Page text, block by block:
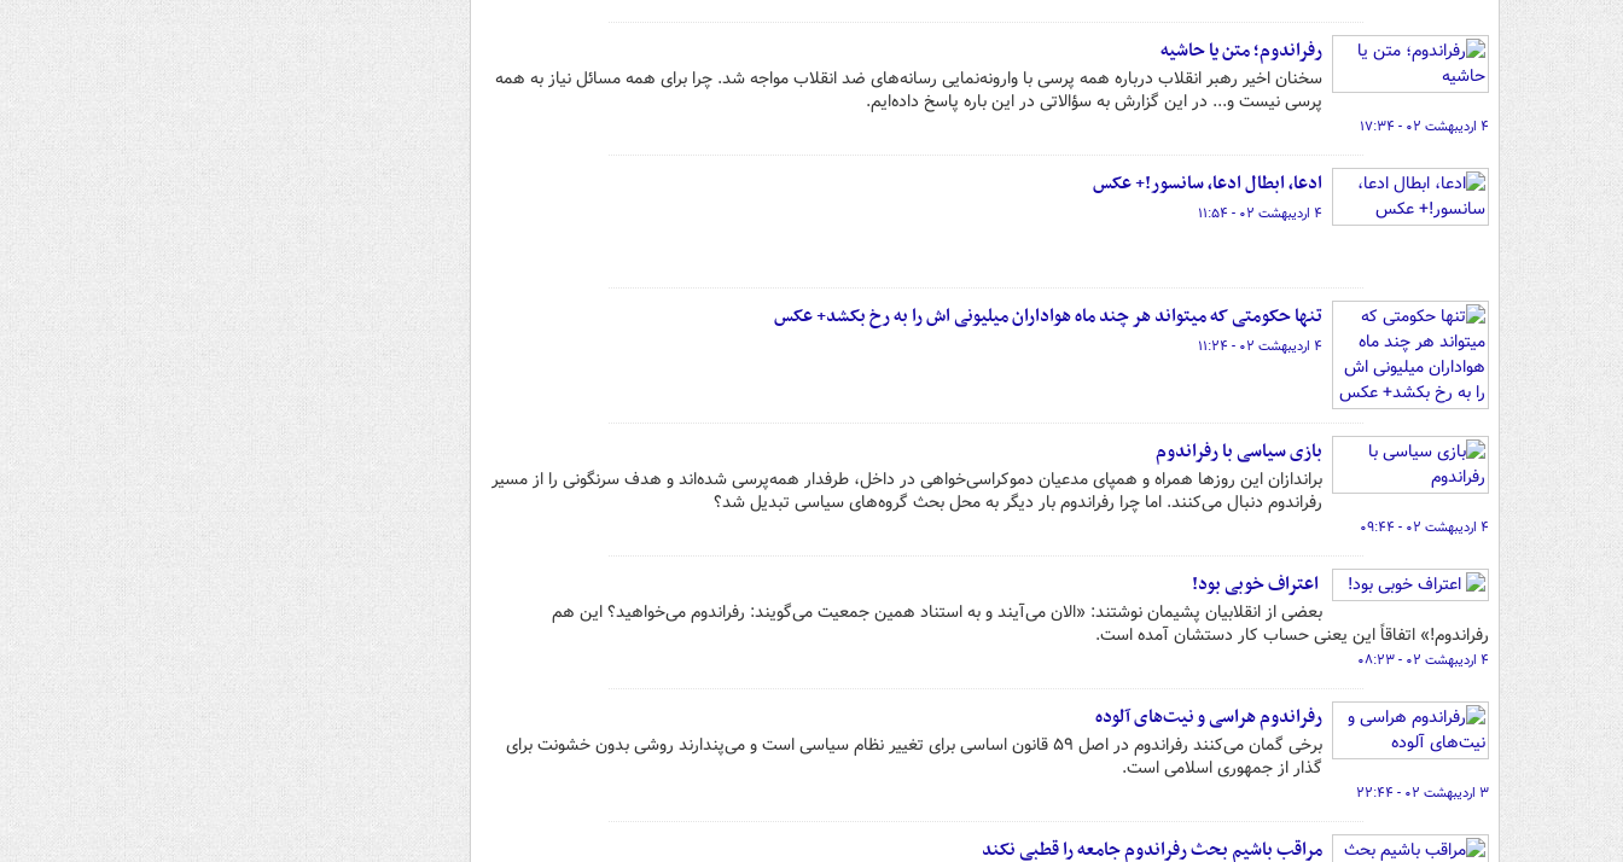
رفراندوم؛ متن یا حاشیه
سخنان اخیر رهبر انقلاب درباره همه پرسی با وارونه‌نمایی رسانه‌های ضد انقلاب مواجه شد. چرا برای همه مسائل نیاز به همه
پرسی نیست و... در این گزارش به سؤالاتی در این باره پاسخ داده‌ایم.
۴ اردیبهشت ۰۲ - ۱۷:۳۴
ادعا، ابطال ادعا، سانسور!+ عکس
۴ اردیبهشت ۰۲ - ۱۱:۵۴
تنها حکومتی که میتواند هر چند ماه هواداران میلیونی اش را به رخ بکشد+ عکس
۴ اردیبهشت ۰۲ - ۱۱:۲۴
بازی سیاسی با رفراندوم
براندازان این روزها همراه و همپای مدعیان دموکراسی‌خواهی در داخل، طرفدار همه‌پرسی شده‌اند و هدف سرنگونی را از مسیر
رفراندوم دنبال می‌کنند. اما چرا رفراندوم بار دیگر به محل بحث گروه‌های سیاسی تبدیل شد؟
۴ اردیبهشت ۰۲ - ۰۹:۴۴
اعتراف خوبی بود!
بعضی از انقلابیان پشیمان نوشتند: «الان می‌آیند و به استناد همین جمعیت می‌گویند: رفراندوم می‌خواهید؟ این هم
رفراندوم!» اتفاقاً این یعنی حساب کار دستشان آمده است.
۴ اردیبهشت ۰۲ - ۰۸:۲۳
رفراندوم هراسی و نیت‌های آلوده
برخی گمان می‌کنند رفراندوم در اصل ۵۹ قانون اساسی برای تغییر نظام سیاسی است و می‌پندارند روشی بدون خشونت برای
گذار از جمهوری اسلامی است.
۳ اردیبهشت ۰۲ - ۲۲:۴۴
مراقب باشیم بحث رفراندوم جامعه را قطبی نکند